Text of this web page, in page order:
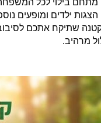
בילוי לכל המשפחה
ילדים ומופעים
שתיקח אתכם
מרהיב.